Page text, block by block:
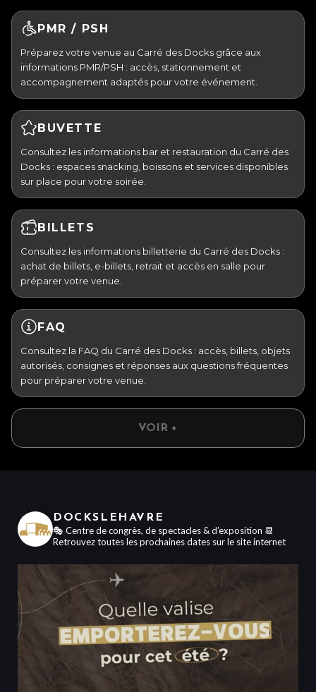
PMR / PSH
Préparez votre venue au Carré des Docks grâce aux
informations PMR/PSH : accès, stationnement et
accompagnement adaptés pour votre événement.
BUVETTE
Consultez les informations bar et restauration du Carré des
Docks : espaces snacking, boissons et services disponibles
sur place pour votre soirée.
BILLETS
Consultez les informations billetterie du Carré des Docks :
achat de billets, e-billets, retrait et accès en salle pour
préparer votre venue.
FAQ
Consultez la FAQ du Carré des Docks : accès, billets, objets
autorisés, consignes et réponses aux questions fréquentes
pour préparer votre venue.
VOIR +
DOCKSLEHAVRE
🎭 Centre de congrès, de spectacles & d’exposition 📆
Retrouvez toutes les prochaines dates sur le site internet